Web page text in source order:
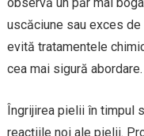
uscăciune sau exces
evită tratamentele
cea mai sigură abordare.
Îngrijirea pielii în timpul
reacțiile noi ale pielii.